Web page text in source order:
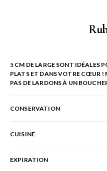
5 CM DE LARGE SONT IDÉALES
PLATS ET DANS VOTRE CŒUR
PAS DE LARDONS À UN
CONSERVATION
CUISINE
EXPIRATION